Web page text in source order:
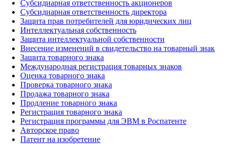
Субсидиарная ответственность акционеров
Субсидиарная ответственность директора
Защита прав потребителей для юридических лиц
Интеллектуальная собственность
Защита интеллектуальной собственности
Внесение изменений в свидетельство на товарный знак
Защита товарного знака
Международная регистрация товарных знаков
Оценка товарного знака
Проверка товарного знака
Продажа товарного знака
Продление товарного знака
Регистрация товарного знака
Регистрация программы для ЭВМ в Роспатенте
Авторское право
Патент на изобретение